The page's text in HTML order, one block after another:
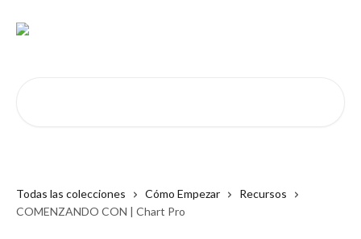
Todas las colecciones Cómo Empezar
Recursos
COMENZANDO CON | Chart Pro